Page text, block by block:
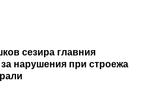
сезира главния
нарушения при строежа